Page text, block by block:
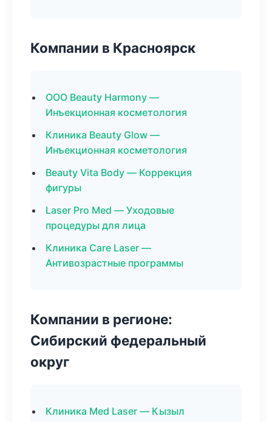
Компании в Красноярск
ООО Beauty Harmony —
Инъекционная косметология
Клиника Beauty Glow —
Инъекционная косметология
Beauty Vita Body — Коррекция
фигуры
Laser Pro Med — Уходовые
процедуры для лица
Клиника Care Laser —
Антивозрастные программы
Компании в регионе:
Сибирский федеральный
округ
Клиника Med Laser — Кызыл